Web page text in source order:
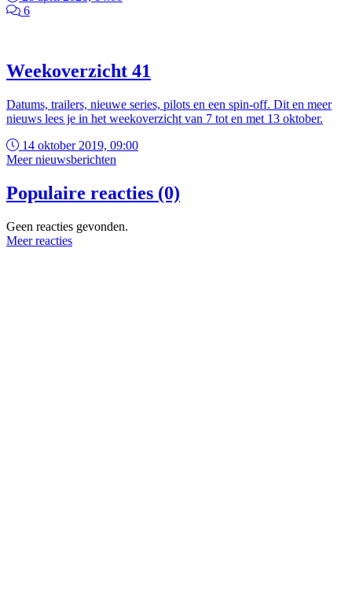
6
Weekoverzicht 41
Datums, trailers, nieuwe series, pilots en een spin-off. Dit en meer
nieuws lees je in het weekoverzicht van 7 tot en met 13 oktober.
14 oktober 2019, 09:00
Meer nieuwsberichten
Populaire reacties (0)
Geen reacties gevonden.
Meer reacties